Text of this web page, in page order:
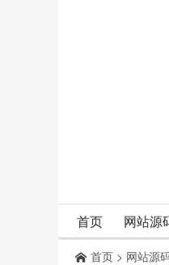
首页 网站源
首页 > 网站源